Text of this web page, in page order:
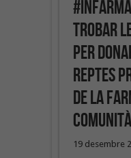
trobar
per
reptes
de la
19 desembre